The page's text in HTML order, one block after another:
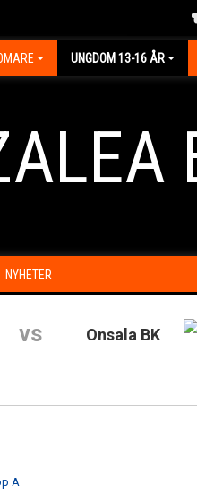
UNGDOM 13-16 ÅR
NYHETER
vs Onsala BK
A